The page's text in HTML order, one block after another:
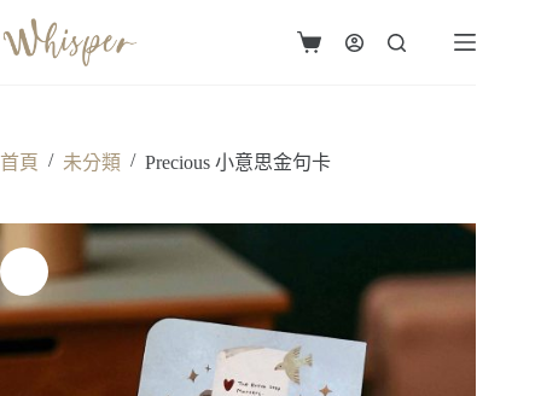
至
容
購
首頁 / 未分類 / Precious 小意思金句卡